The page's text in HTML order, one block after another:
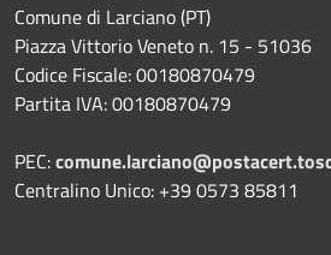
Comune di Larciano (PT)
Piazza Vittorio Veneto n. 15 - 51036
Codice Fiscale: 00180870479
Partita IVA: 00180870479
PEC:
Centralino Unico: +39 0573 85811